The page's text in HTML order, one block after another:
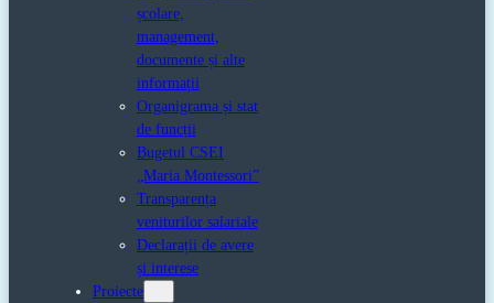
școlare,
management,
documente și alte
informații
Organigrama și stat
de funcții
Bugetul CSEI
„Maria Montessori”
Transparența
veniturilor salariale
Declarații de avere
și interese
Proiecte